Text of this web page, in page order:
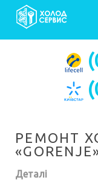
РЕМОНТ
Деталі